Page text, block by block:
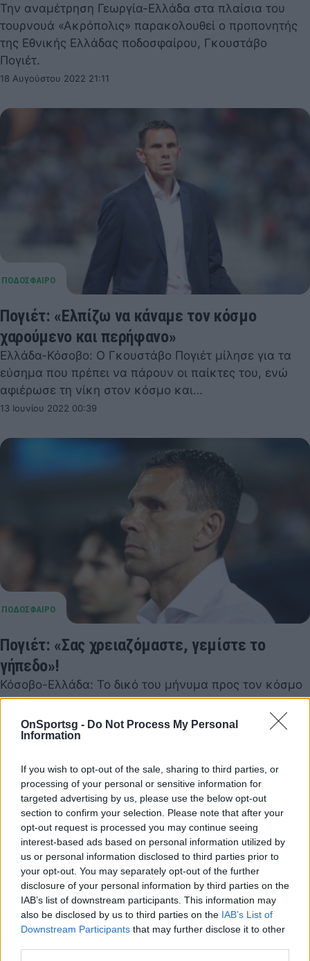
OnSportsg - Do Not Process My Personal
Information
If you wish to opt-out of the sale, sharing to third parties, or
processing of your personal or sensitive information for
targeted advertising by us, please use the below opt-out
section to confirm your selection. Please note that after your
opt-out request is processed you may continue seeing
interest-based ads based on personal information utilized by
us or personal information disclosed to third parties prior to
your opt-out. You may separately opt-out of the further
disclosure of your personal information by third parties on the
IAB’s list of downstream participants. This information may
also be disclosed by us to third parties on the IAB’s List of
Downstream Participants that may further disclose it to other
Την αναμέτρηση Γεωργία-Ελλάδα στα πλαίσια του
τουρνουά «Ακρόπολις» παρακολουθεί ο προπονητής
της Εθνικής Ελλάδας ποδοσφαίρου, Γκουστάβο
Πογιέτ.
18 Αυγούστου 2022 21:11
Πογιέτ: «Ελπίζω να κάναμε τον κόσμο
χαρούμενο και περήφανο»
Ελλάδα-Κόσοβο: Ο Γκουστάβο Πογιέτ μίλησε για τα
εύσημα που πρέπει να πάρουν οι παίκτες του, ενώ
αφιέρωσε τη νίκη στον κόσμο και…
13 Ιουνίου 2022 00:39
Πογιέτ: «Σας χρειαζόμαστε, γεμίστε το
γήπεδο»!
Κόσοβο-Ελλάδα: Το δικό του μήνυμα προς τον κόσμο
έστειλε ο Γκουστάβο Πογιέτ μετά τη νίκη της Εθνικής
μας – «Είχα ζητήσει προσωπικότητα…
06 Ιουνίου 2022 00:47